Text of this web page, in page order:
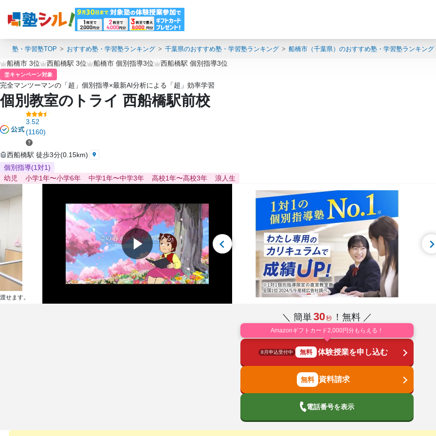
塾・学習塾TOP おすすめ塾・学習塾ランキング 千葉県のおすすめ塾・学習塾ランキング 船橋市（千葉県）のおすすめ塾・学習塾ランキング
船橋市 3位 西船橋駅 3位 船橋市 個別指導3位 西船橋駅 個別指導3位
キャンペーン対象
完全マンツーマンの「超」個別指導×最新AI分析による「超」効率学習
個別教室のトライ 西船橋駅前校
3.52
(1160)
西船橋駅 徒歩3分(0.15km)
個別指導(1対1)
幼児
小学1年〜小学6年 中学1年〜中学3年 高校1年〜高校3年 浪人生
せます。
＼ 簡単30秒 ！無料 ／
Amazonギフトカード2,000円分もらえる！
8月申込受付中 無料 体験授業を申し込む
資料請求
電話番号を表示